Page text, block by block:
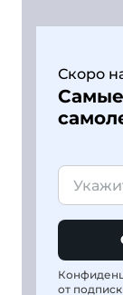
Скоро
от